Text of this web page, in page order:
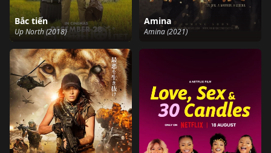
Bắc tiến
Up North (2018)
Amina
Amina (2021)